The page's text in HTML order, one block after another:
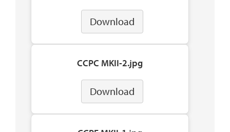
Download
CCPC MKII-2.jpg
Download